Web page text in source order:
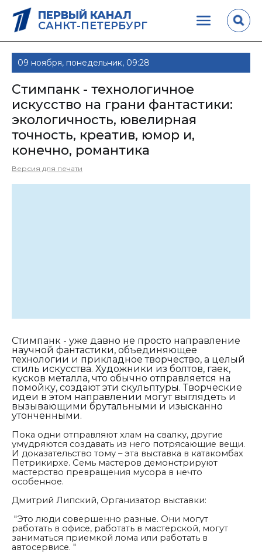
ПЕРВЫЙ КАНАЛ
САНКТ-ПЕТЕРБУРГ
09 ноября, понедельник, 09:28
Стимпанк - технологичное
искусство на грани фантастики:
экологичность, ювелирная
точность, креатив, юмор и,
конечно, романтика
Версия для печати
Стимпанк - уже давно не просто направление
научной фантастики, объединяющее
технологии и прикладное творчество, а целый
стиль искусства. Художники из болтов, гаек,
кусков металла, что обычно отправляется на
помойку, создают эти скульптуры. Творческие
идеи в этом направлении могут выглядеть и
вызывающими брутальными и изысканно
утонченными.
Пока одни отправляют хлам на свалку, другие
умудряются создавать из него потрясающие вещи.
И доказательство тому – эта выставка в катакомбах
Петрикирхе. Семь мастеров демонстрируют
мастерство превращения мусора в нечто
особенное.
Дмитрий Липский, Организатор выставки:
"Это люди совершенно разные. Они могут
работать в офисе, работать в мастерской, могут
заниматься приемкой лома или работать в
автосервисе. "